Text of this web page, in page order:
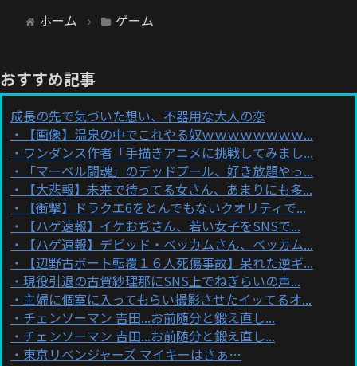
ホーム ゲーム
おすすめ記事
成長の先で気づいた想い、不器用な大人の恋
【画像】温泉の中でこれやる奴ｗｗｗｗｗｗｗｗ...
ワンダンス作者「手描きアニメに挑戦してみまし...
「マーベル闘魂」のデッドプール、好き放題やっ...
【大悲報】未来で待ってる女さん、あまりにも多...
【衝撃】ドラクエ6をとんでもないクオリティで...
【ハゲ速報】イケおぢさん、若い女子をSNSで...
【ハゲ速報】デビッド・ベッカムさん、ベッカム...
【辺野古ボート転覆１６人死傷事故】呆れた逆ギ...
現役引退の古賀紗理那にSNS上でねぎらいの声...
主婦に個室に入ってもらい撮影させたイッてるオ...
チェンソーマン 吉田...お前随分と鍛え直し...
チェンソーマン 吉田...お前随分と鍛え直し...
東京リベンジャーズ マイキーはさぁ…